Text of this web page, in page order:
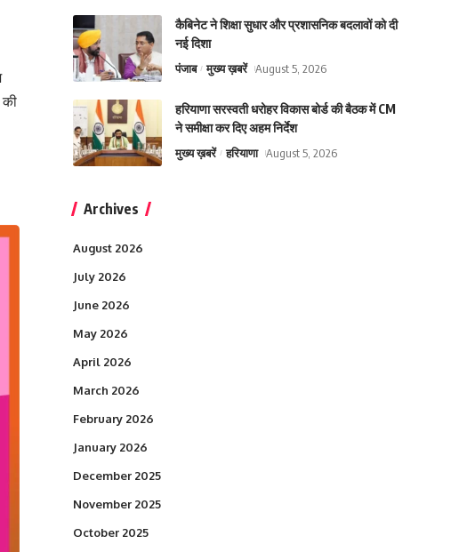
की
कैबिनेट ने शिक्षा सुधार और प्रशासनिक बदलावों को दी
नई दिशा
पंजाब मुख्य ख़बरें August 5, 2026
हरियाणा सरस्वती धरोहर विकास बोर्ड की बैठक में CM
ने समीक्षा कर दिए अहम निर्देश
मुख्य ख़बरें हरियाणा August 5, 2026
Archives
August 2026
July 2026
June 2026
May 2026
April 2026
March 2026
February 2026
January 2026
December 2025
November 2025
October 2025